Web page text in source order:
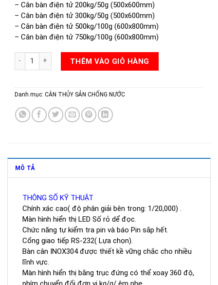
– Cân bàn điện tử 200kg/50g (500x600mm)
– Cân bàn điện tử 300kg/50g (500x600mm)
– Cân bàn điện tử 500kg/100g (600x800mm)
– Cân bàn điện tử 750kg/100g (600x800mm)
CÂN BÀN THỦY SẢN DRS số lượng
THÊM VÀO GIỎ HÀNG
Danh mục: CÂN THỦY SẢN CHỐNG NƯỚC
MÔ TẢ
THÔNG SỐ KỸ THUẬT
Chính xác cao( độ phân giải bên trong: 1/20,000) .
Màn hình hiển thị LED Số rỏ dể đọc.
Chức năng tự kiểm tra pin và báo Pin sắp hết.
Cổng giao tiếp RS-232( Lựa chọn).
Bàn cân INOX304 được thiết kề vững chắc cho nhiều
lĩnh vực.
Màn hình hiển thị bằng trục đứng có thể xoay 360 độ,